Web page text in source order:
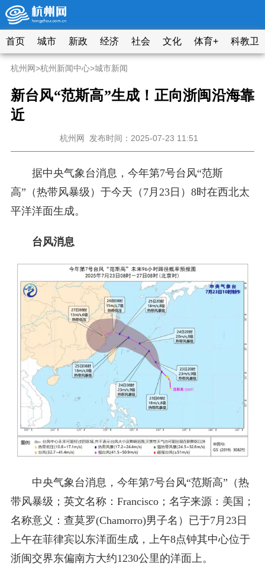
首页 城市 新政 经济 社会 文化 体育+ 科教卫
杭州网>杭州新闻中心>城市新闻
新台风“范斯高”生成！正向浙闽沿海靠
近
杭州网 发布时间：2025-07-23 11:51
据中央气象台消息，今年第7号台风“范斯
高”（热带风暴级）于今天（7月23日）8时在西北太
平洋洋面生成。
台风消息
中央气象台消息，今年第7号台风“范斯高”（热
带风暴级；英文名称：Francisco；名字来源：美国；
名称意义：查莫罗(Chamorro)男子名）已于7月23日
上午在菲律宾以东洋面生成，上午8点钟其中心位于
浙闽交界东偏南方大约1230公里的洋面上。